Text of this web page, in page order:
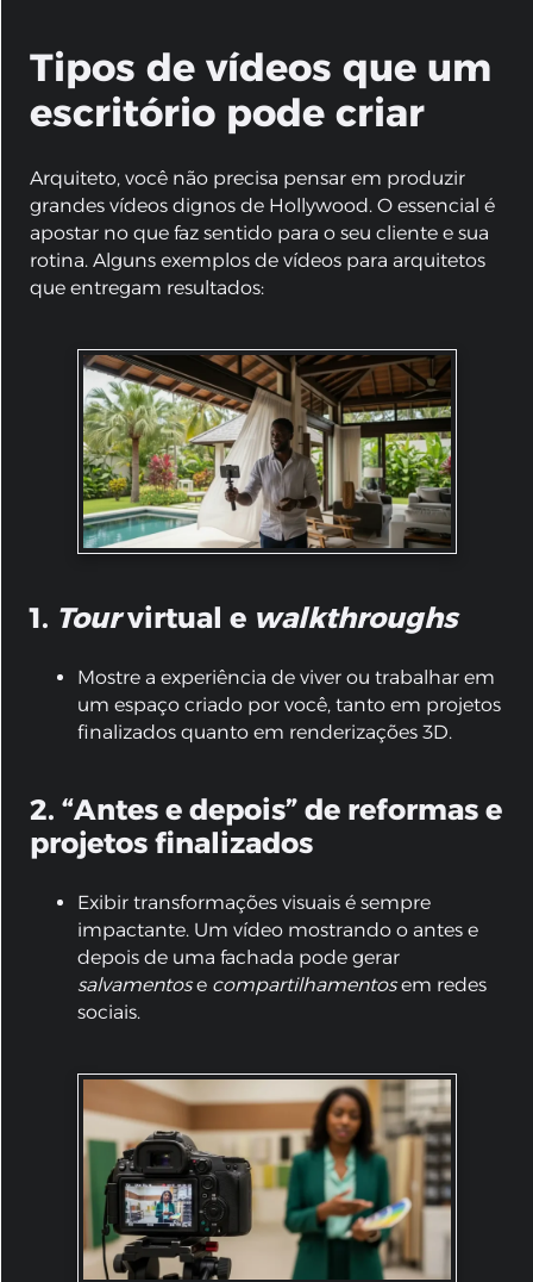
Tipos de vídeos que um
escritório pode criar
Arquiteto, você não precisa pensar em produzir
grandes vídeos dignos de Hollywood. O essencial é
apostar no que faz sentido para o seu cliente e sua
rotina. Alguns exemplos de vídeos para arquitetos
que entregam resultados:
1. Tourvirtual e walkthroughs
Mostre a experiência de viver ou trabalhar em
um espaço criado por você, tanto em projetos
finalizados quanto em renderizações 3D.
2. “Antes e depois” de reformas e
projetos finalizados
Exibir transformações visuais é sempre
impactante. Um vídeo mostrando o antes e
depois de uma fachada pode gerar
salvamentose compartilhamentosem redes
sociais.